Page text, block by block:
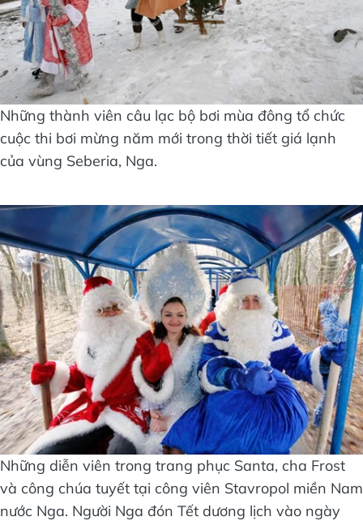
Những thành viên câu lạc bộ bơi mùa đông tổ chức
cuộc thi bơi mừng năm mới trong thời tiết giá lạnh
của vùng Seberia, Nga.
Những diễn viên trong trang phục Santa, cha Frost
và công chúa tuyết tại công viên Stavropol miền Nam
nước Nga. Người Nga đón Tết dương lịch vào ngày